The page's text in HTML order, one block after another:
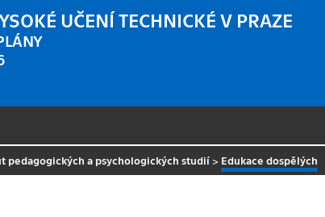
UČENÍ TECHNICKÉ V PRAZE
pedagogických a psychologických studií > Edukace dospělých